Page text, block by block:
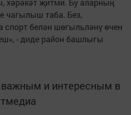
чагылыш таба. Без,
спорт белән шөгыльләнү өчен
- диде район башлыгы
и интересным в